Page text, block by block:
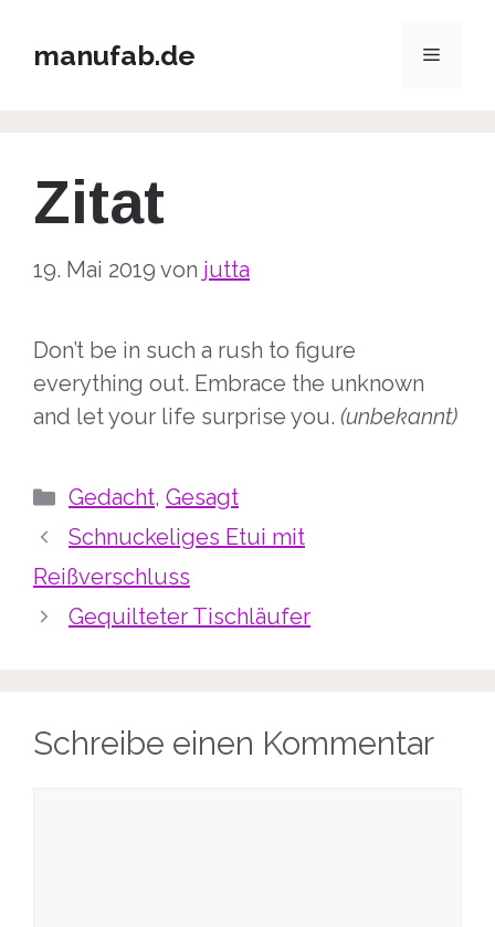
Inhaltmanufab.de Menü
Zitat
19. Mai 2019 von jutta
Don’t be in such a rush to figure
everything out. Embrace the unknown
and let your life surprise you. (unbekannt)
Kategorien
Gedacht, Gesagt
Schnuckeliges Etui mit
Reißverschluss
Gequilteter Tischläufer
Schreibe einen Kommentar